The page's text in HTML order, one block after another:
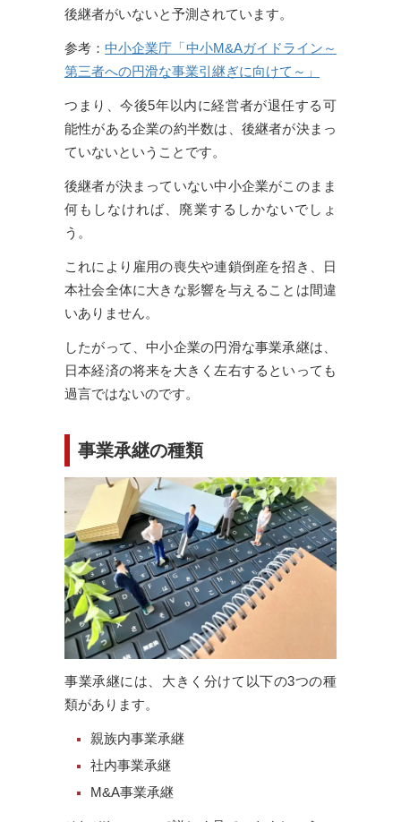
後継者がいないと予測されています。
参考：中小企業庁「中小M&Aガイドライン～
第三者への円滑な事業引継ぎに向けて～」
つまり、今後5年以内に経営者が退任する可
能性がある企業の約半数は、後継者が決まっ
ていないということです。
後継者が決まっていない中小企業がこのまま
何もしなければ、廃業するしかないでしょ
う。
これにより雇用の喪失や連鎖倒産を招き、日
本社会全体に大きな影響を与えることは間違
いありません。
したがって、中小企業の円滑な事業承継は、
日本経済の将来を大きく左右するといっても
過言ではないのです。
事業承継の種類
事業承継には、大きく分けて以下の3つの種
類があります。
親族内事業承継
社内事業承継
M&A事業承継